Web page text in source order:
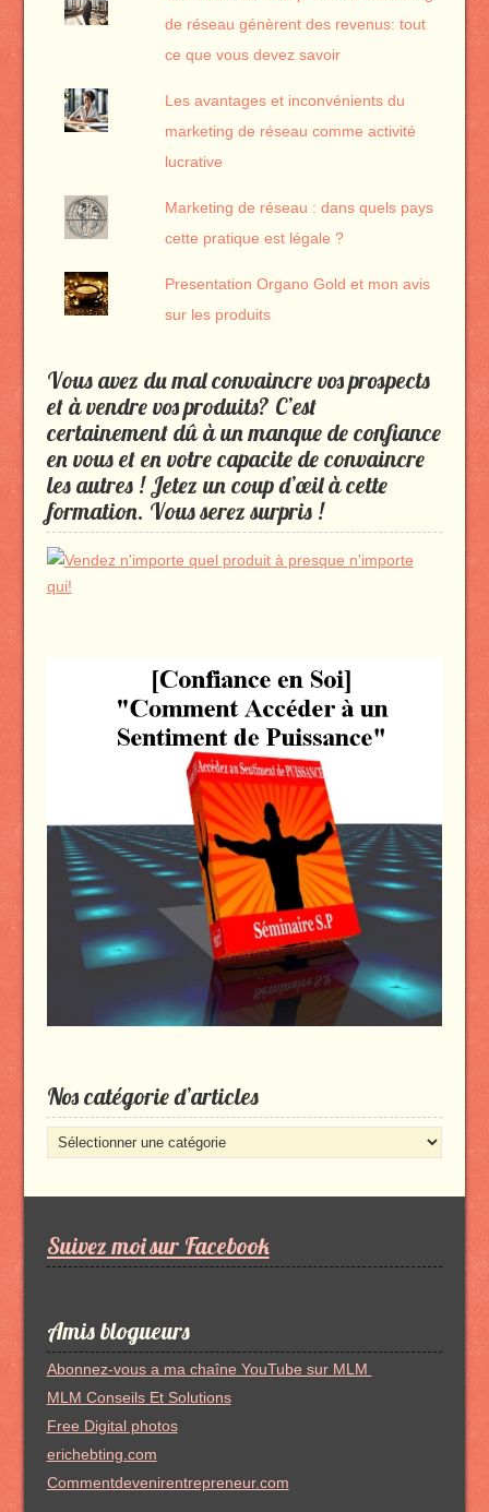
de réseau génèrent des revenus: tout
ce que vous devez savoir
Les avantages et inconvénients du
marketing de réseau comme activité
lucrative
Marketing de réseau : dans quels pays
cette pratique est légale ?
Presentation Organo Gold et mon avis
sur les produits
Vous avez du mal convaincre vos prospects
et à vendre vos produits? C’est
certainement dû à un manque de confiance
en vous et en votre capacite de convaincre
les autres ! Jetez un coup d’œil à cette
formation. Vous serez surpris !
Nos catégorie d’articles
Nos
catégorie
Suivez moi sur Facebook
Amis blogueurs
Abonnez-vous a ma chaîne YouTube sur MLM
MLM Conseils Et Solutions
Free Digital photos
erichebting.com
Commentdevenirentrepreneur.com